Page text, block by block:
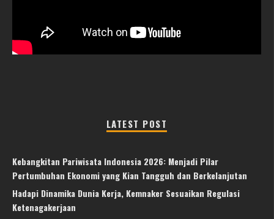
LATEST POST
Kebangkitan Pariwisata Indonesia 2026: Menjadi Pilar
Pertumbuhan Ekonomi yang Kian Tangguh dan Berkelanjutan
Hadapi Dinamika Dunia Kerja, Kemnaker Sesuaikan Regulasi
Ketenagakerjaan